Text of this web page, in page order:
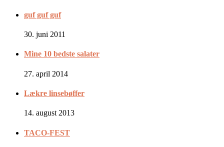
guf guf guf
30. juni 2011
Mine 10 bedste salater
27. april 2014
Lækre linsebøffer
14. august 2013
TACO-FEST